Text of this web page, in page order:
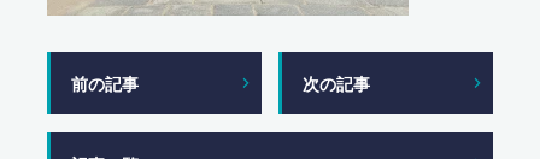
前の記事 次の記事